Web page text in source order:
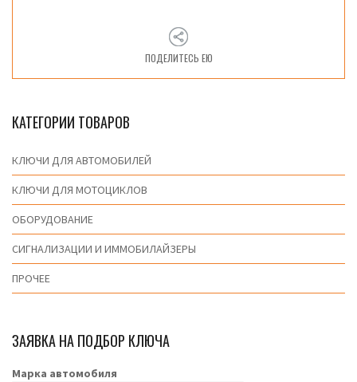
ПОДЕЛИТЕСЬ ЕЮ
КАТЕГОРИИ ТОВАРОВ
КЛЮЧИ ДЛЯ АВТОМОБИЛЕЙ
КЛЮЧИ ДЛЯ МОТОЦИКЛОВ
ОБОРУДОВАНИЕ
СИГНАЛИЗАЦИИ И ИММОБИЛАЙЗЕРЫ
ПРОЧЕЕ
ЗАЯВКА НА ПОДБОР КЛЮЧА
Марка автомобиля